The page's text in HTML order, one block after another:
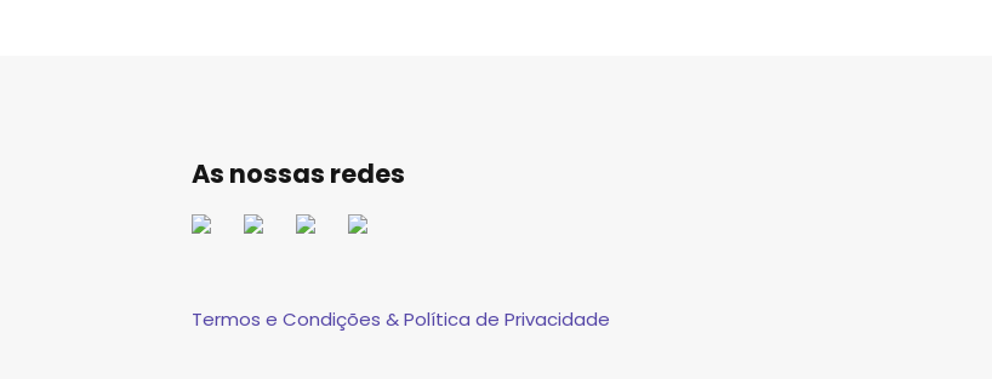
As nossas redes
Termos e Condições & Política de Privacidade